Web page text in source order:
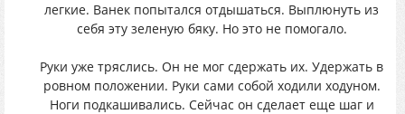
легкие. Ванек попытался отдышаться. Выплюнуть из
себя эту зеленую бяку. Но это не помогало.
Руки уже тряслись. Он не мог сдержать их. Удержать в
ровном положении. Руки сами собой ходили ходуном.
Ноги подкашивались. Сейчас он сделает еще шаг и